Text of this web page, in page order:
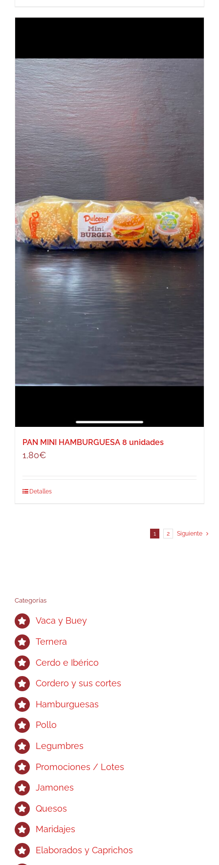
PAN MINI HAMBURGUESA 8 unidades
1,80€
Detalles
1 2 Siguiente
Categorías
Vaca y Buey
Ternera
Cerdo e Ibérico
Cordero y sus cortes
Hamburguesas
Pollo
Legumbres
Promociones / Lotes
Jamones
Quesos
Maridajes
Elaborados y Caprichos